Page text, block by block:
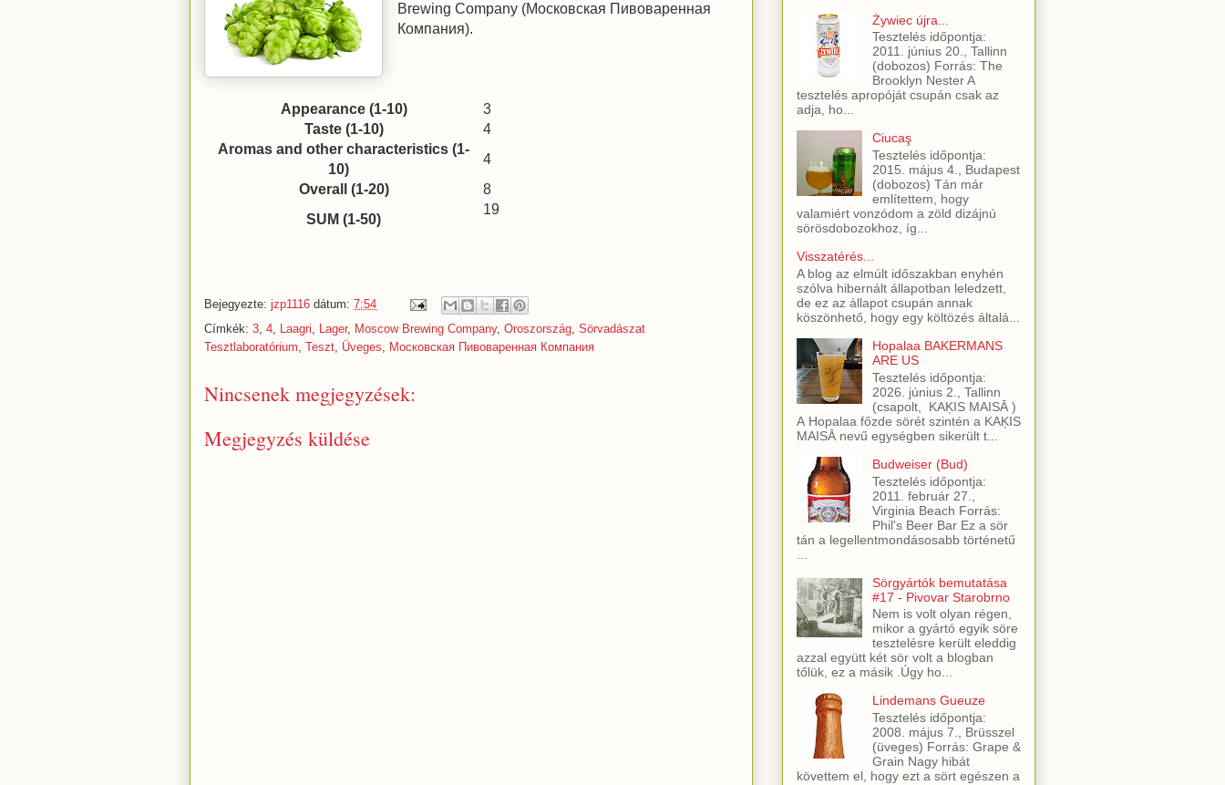
Brewing Company (Московская Пивоваренная
Компания).
Appearance (1-10)
3
Taste (1-10)
4
Aromas and other characteristics (1-
10)
4
Overall (1-20)
8
SUM (1-50)
19
Bejegyezte: jzp1116 dátum: 7:54
Címkék: 3, 4, Laagri, Lager, Moscow Brewing Company, Oroszország, Sörvadászat
Tesztlaboratórium, Teszt, Üveges, Московская Пивоваренная Компания
Nincsenek megjegyzések:
Megjegyzés küldése
Żywiec újra...
Tesztelés időpontja:
2011. június 20., Tallinn
(dobozos) Forrás: The
Brooklyn Nester A
tesztelés apropóját csupán csak az
adja, ho...
Ciucaş
Tesztelés időpontja:
2015. május 4., Budapest
(dobozos) Tán már
említettem, hogy
valamiért vonzódom a zöld dizájnú
sörösdobozokhoz, íg...
Visszatérés...
A blog az elmúlt időszakban enyhén
szólva hibernált állapotban leledzett,
de ez az állapot csupán annak
köszönhető, hogy egy költözés általá...
Hopalaa BAKERMANS
ARE US
Tesztelés időpontja:
2026. június 2., Tallinn
(csapolt, KAĶIS MAISĀ )
A Hopalaa főzde sörét szintén a KAĶIS
MAISĀ nevű egységben sikerült t...
Budweiser (Bud)
Tesztelés időpontja:
2011. február 27.,
Virginia Beach Forrás:
Phil's Beer Bar Ez a sör
tán a legellentmondásosabb történetű
Sörgyártók bemutatása
#17 - Pivovar Starobrno
Nem is volt olyan régen,
mikor a gyártó egyik söre
tesztelésre került eleddig
azzal együtt két sör volt a blogban
tőlük, ez a másik .Úgy ho...
Lindemans Gueuze
Tesztelés időpontja:
2008. május 7., Brüsszel
(üveges) Forrás: Grape &
Grain Nagy hibát
követtem el, hogy ezt a sört egészen a